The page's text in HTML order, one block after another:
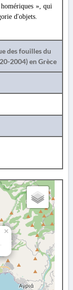
», qui
d'objets.
des fouilles du
2004) en Grèce
×